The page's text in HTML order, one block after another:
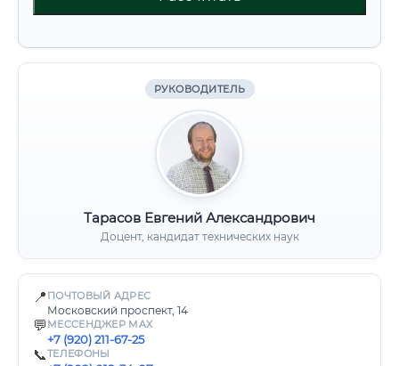
РУКОВОДИТЕЛЬ
Тарасов Евгений Александрович
Доцент, кандидат технических наук
📍 ПОЧТОВЫЙ АДРЕС
Московский проспект, 14
💬 МЕССЕНДЖЕР MAX
+7 (920) 211-67-25
📞ТЕЛЕФОНЫ